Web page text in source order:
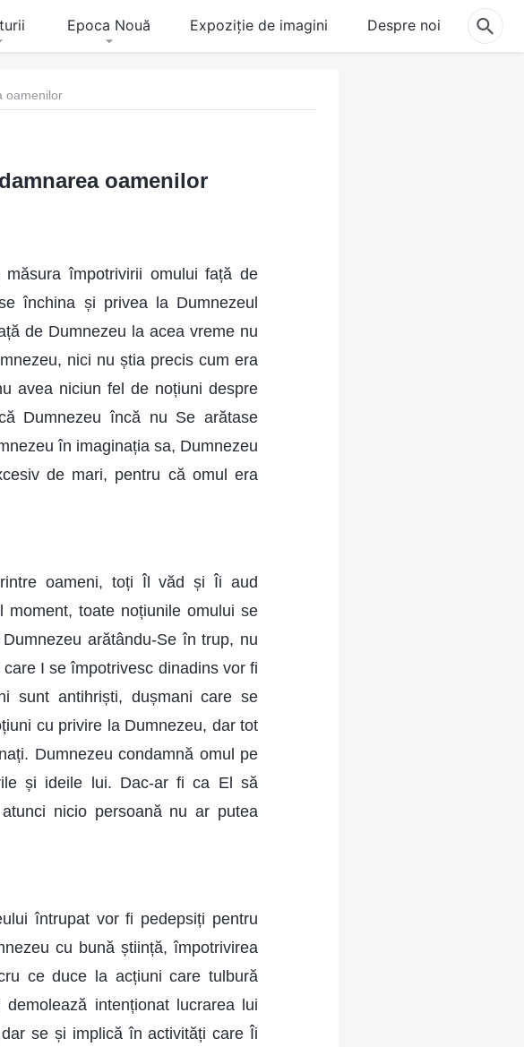
Epoca Nouă Expoziție de imagini Despre noi
oamenilor
oamenilor
împotrivirii omului față de
închina și privea la Dumnezeul
de Dumnezeu la acea vreme nu
nici nu știa precis cum era
avea niciun fel de noțiuni despre
Dumnezeu încă nu Se arătase
în imaginația sa, Dumnezeu
de mari, pentru că omul era
oameni, toți Îl văd și Îi aud
toate noțiunile omului se
arătându-Se în trup, nu
I se împotrivesc dinadins vor fi
sunt antihriști, dușmani care se
cu privire la Dumnezeu, dar tot
Dumnezeu condamnă omul pe
și ideile lui. Dac-ar fi ca El să
nicio persoană nu ar putea
întrupat vor fi pedepsiți pentru
cu bună știință, împotrivirea
ce duce la acțiuni care tulbură
intenționat lucrarea lui
se și implică în activități care Îi